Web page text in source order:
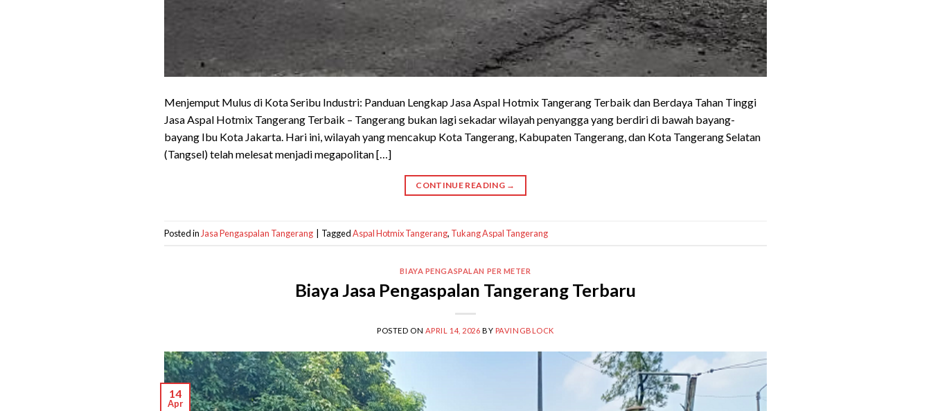
Menjemput Mulus di Kota Seribu Industri: Panduan Lengkap Jasa Aspal Hotmix Tangerang Terbaik dan Berdaya Tahan Tinggi
Jasa Aspal Hotmix Tangerang Terbaik – Tangerang bukan lagi sekadar wilayah penyangga yang berdiri di bawah bayang-
bayang Ibu Kota Jakarta. Hari ini, wilayah yang mencakup Kota Tangerang, Kabupaten Tangerang, dan Kota Tangerang Selatan
(Tangsel) telah melesat menjadi megapolitan […]
CONTINUE READING →
Posted in Jasa Pengaspalan Tangerang | TaggedAspal Hotmix Tangerang, Tukang Aspal Tangerang
BIAYA PENGASPALAN PER METER
Biaya Jasa Pengaspalan Tangerang Terbaru
POSTED ON APRIL 14, 2026 BY PAVINGBLOCK
14
Apr